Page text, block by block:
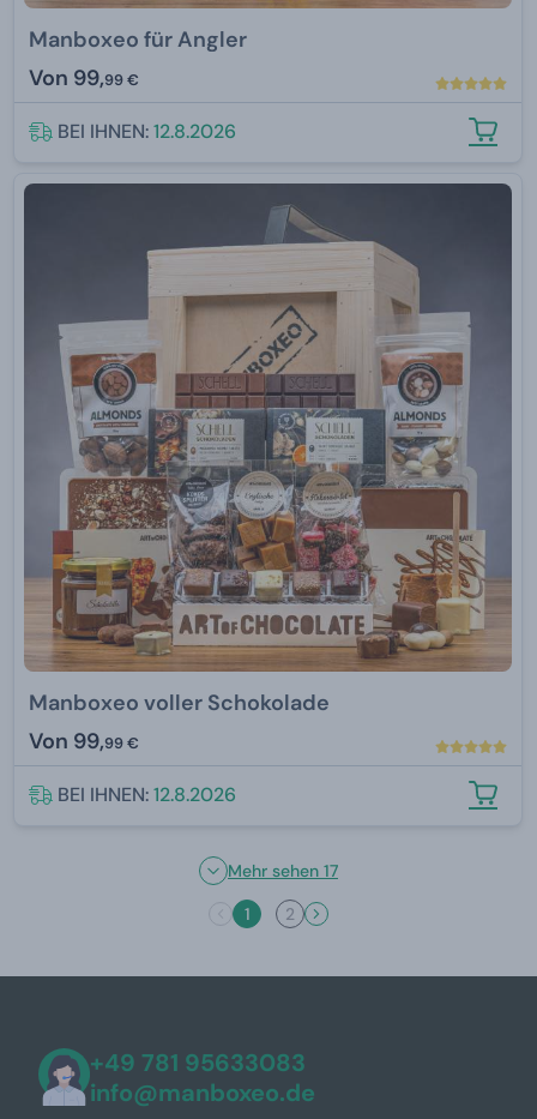
Manboxeo für Angler
Von 99,99 €
BEI IHNEN:12.8.2026
Manboxeo voller Schokolade
Von 99,99 €
BEI IHNEN:12.8.2026
Mehr sehen 17
1
2
+49 781 95633083
info@manboxeo.de